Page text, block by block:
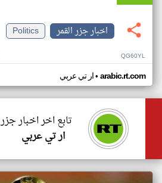
اخبار جزر القمر
Politics
QG60YL
ار تي عربي• arabic.rt.com
تابع اخر اخبار
ار تي عربي